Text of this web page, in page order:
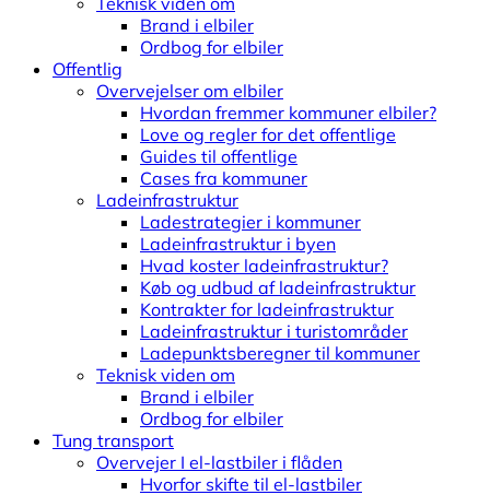
Brand i elbiler
Ordbog for elbiler
Offentlig
Overvejelser om elbiler
Hvordan fremmer kommuner elbiler?
Love og regler for det offentlige
Guides til offentlige
Cases fra kommuner
Ladeinfrastruktur
Ladestrategier i kommuner
Ladeinfrastruktur i byen
Hvad koster ladeinfrastruktur?
Køb og udbud af ladeinfrastruktur
Kontrakter for ladeinfrastruktur
Ladeinfrastruktur i turistområder
Ladepunktsberegner til kommuner
Teknisk viden om
Brand i elbiler
Ordbog for elbiler
Tung transport
Overvejer I el-lastbiler i flåden
Hvorfor skifte til el-lastbiler